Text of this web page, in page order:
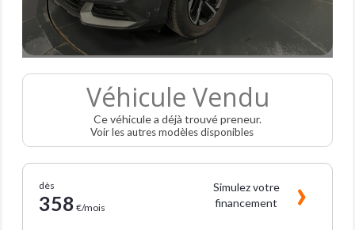
Véhicule Vendu
Ce véhicule a déjà trouvé preneur.
Voir les autres modèles disponibles
dès
358 €/mois
Simulez votre
financement